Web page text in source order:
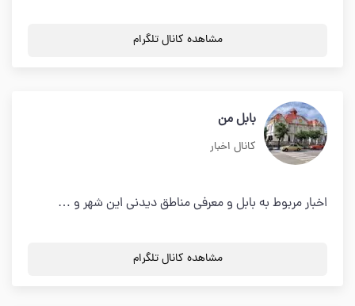
مشاهده کانال تلگرام
بابل من
کانال اخبار
اخبار مربوط به بابل و معرفی مناطق دیدنی این شهر و …
مشاهده کانال تلگرام